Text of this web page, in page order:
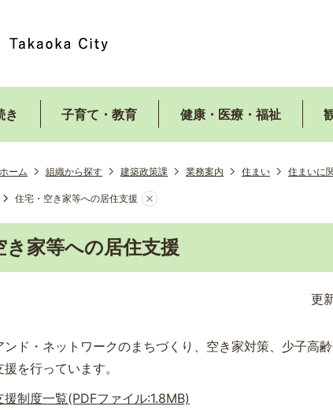
き 子育て・教育 健康・医療・福祉
ホーム 組織から探す 建築政策課 業務案内 住まい 住まいに
住宅・空き家等への居住支援
き家等への居住支援
更
ンド・ネットワークのまちづくり、空き家対策、少子高
を行っています。
援制度一覧(PDFファイル:1.8MB)